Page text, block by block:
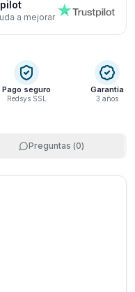
a mejorar
Pago seguro
Redsys SSL
Garantía
3 años
Preguntas (0)